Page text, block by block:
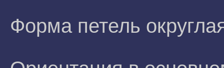
Форма петель